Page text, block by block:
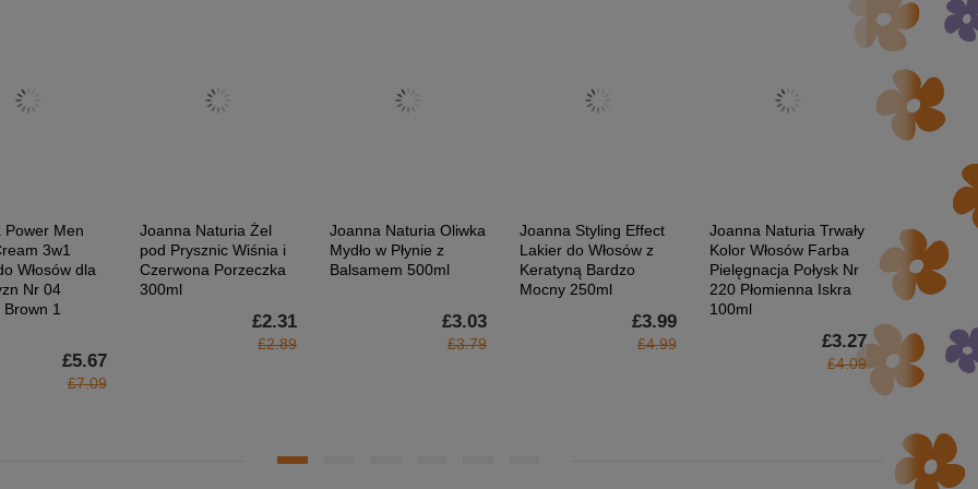
Power Men
3w1
Włosów dla
Nr 04
1
£5.67
£7.09
Joanna Naturia Żel
pod Prysznic Wiśnia i
Czerwona Porzeczka
300ml
£2.31
£2.89
Joanna Naturia Oliwka
Mydło w Płynie z
Balsamem 500ml
£3.03
£3.79
Joanna Styling Effect
Lakier do Włosów z
Keratyną Bardzo
Mocny 250ml
£3.99
£4.99
Joanna Naturia Trwały
Kolor Włosów Farba
Pielęgnacja Połysk Nr
220 Płomienna Iskra
100ml
£3.27
£4.09
Joanna
Kolor
233